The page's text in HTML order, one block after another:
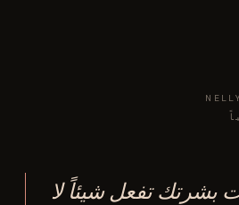
بشرتك تفعل شيئاً لا